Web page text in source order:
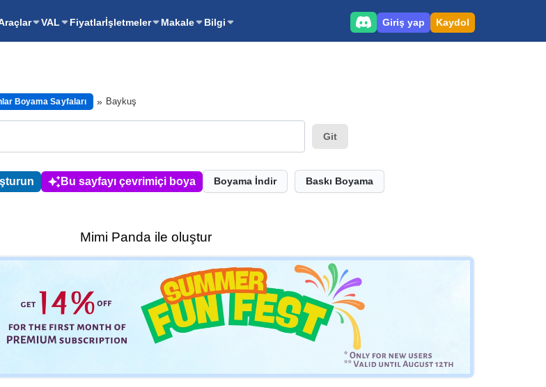
VAL Fiyatlarİşletmeler Makale Bilgi Giriş yap Kaydol
Boyama Sayfaları Baykuş
Git
Bu sayfayı çevrimiçi boya Boyama İndir Baskı Boyama
Mimi Panda ile oluştur